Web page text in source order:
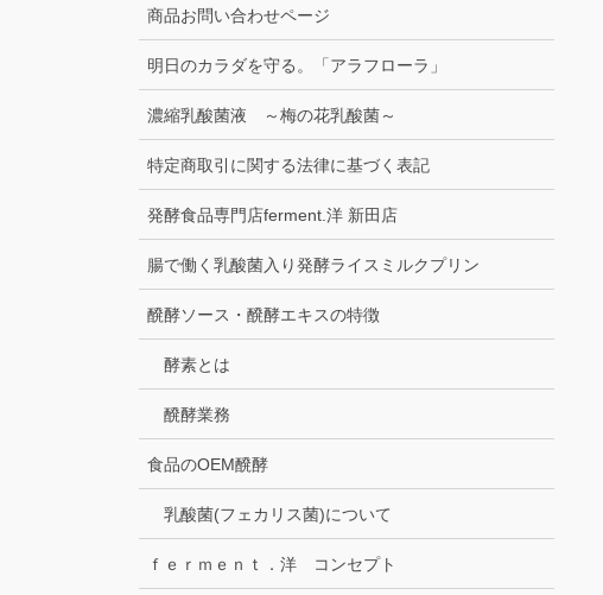
商品お問い合わせページ
明日のカラダを守る。「アラフローラ」
濃縮乳酸菌液 ～梅の花乳酸菌～
特定商取引に関する法律に基づく表記
発酵食品専門店ferment.洋 新田店
腸で働く乳酸菌入り発酵ライスミルクプリン
醗酵ソース・醗酵エキスの特徴
酵素とは
醗酵業務
食品のOEM醗酵
乳酸菌(フェカリス菌)について
ｆｅｒｍｅｎｔ．洋 コンセプト